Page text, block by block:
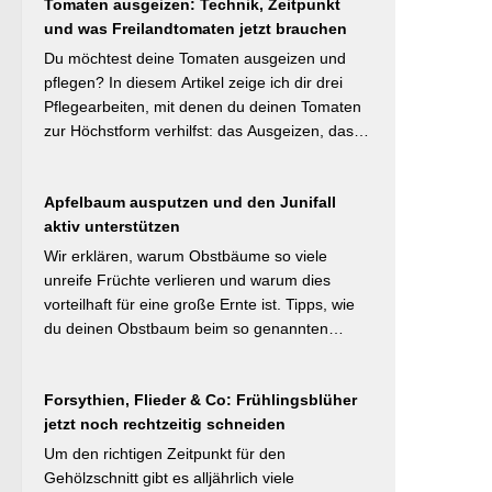
Mulchstrategie: Im Frühjahr regt eine frische
Schicht das Bodenleben an, im Frühsommer
schützt sie vor Austrocknung. Die ideale
Schichtdicke liegt bei 5–10 cm, immer mit
Abstand zum Pflanzenstamm, um Fäulnis zu
vermeiden. Besonders wertvoll: Häufige Fehler
Material werden klar benannt. [Thema-Tag:
#Bodenpflege #Mulchen
#BiologischerGartenbau]
Tomaten ausgeizen: Technik, Zeitpunkt
und was Freilandtomaten jetzt brauchen
Du möchtest deine Tomaten ausgeizen und
pflegen? In diesem Artikel zeige ich dir drei
Pflegearbeiten, mit denen du deinen Tomaten
zur Höchstform verhilfst: das Ausgeizen, das
pro Woche und Tomatenpflanze, sorgen aber
dafür, dass du mehr und größere Früchte
erntest und der gefürchteten Tomatenkrankheit
Braunfäule vorbeugst. Weiterlesen bei
Wurzelwerk – Gartenwissen von Profis
Kurzfassung: Ein bildreich illustrierter Praxis-
wiederholt werden. Geiztriebe morgens
entfernen, damit Wunden rasch abtrocknen.
Das Anbinden des Haupttriebs an Stäbe oder
Schnüren verhindert Windschäden. Für
Apfelbaum ausputzen und den Junifall
aktiv unterstützen
Wir erklären, warum Obstbäume so viele
unreife Früchte verlieren und warum dies
vorteilhaft für eine große Ernte ist. Tipps, wie
du deinen Obstbaum beim so genannten
jetzt – vor dem natürlichen Junifall in 3–4
Wochen – sollten überzählige Früchte manuell
ausgedünnt werden. Der Artikel erklärt: Nur 4–
5 % der Blüten werden zu Früchten, ein
Forsythien, Flieder & Co: Frühlingsblüher
jetzt noch rechtzeitig schneiden
Um den richtigen Zeitpunkt für den
Gehölzschnitt gibt es alljährlich viele